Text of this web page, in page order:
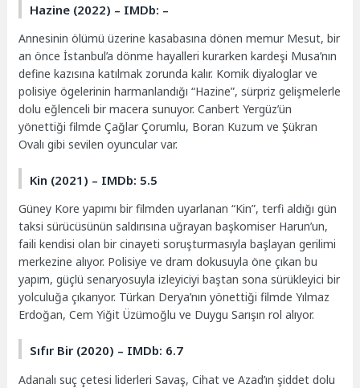
Hazine (2022) – IMDb: –
Annesinin ölümü üzerine kasabasına dönen memur Mesut, bir
an önce İstanbul’a dönme hayalleri kurarken kardeşi Musa’nın
define kazısına katılmak zorunda kalır. Komik diyaloglar ve
polisiye ögelerinin harmanlandığı “Hazine”, sürpriz gelişmelerle
dolu eğlenceli bir macera sunuyor. Canbert Yergüz’ün
yönettiği filmde Çağlar Çorumlu, Boran Kuzum ve Şükran
Ovalı gibi sevilen oyuncular var.
Kin (2021) – IMDb: 5.5
Güney Kore yapımı bir filmden uyarlanan “Kin”, terfi aldığı gün
taksi sürücüsünün saldırısına uğrayan başkomiser Harun’un,
faili kendisi olan bir cinayeti soruşturmasıyla başlayan gerilimi
merkezine alıyor. Polisiye ve dram dokusuyla öne çıkan bu
yapım, güçlü senaryosuyla izleyiciyi baştan sona sürükleyici bir
yolculuğa çıkarıyor. Türkan Derya’nın yönettiği filmde Yılmaz
Erdoğan, Cem Yiğit Üzümoğlu ve Duygu Sarışın rol alıyor.
Sıfır Bir (2020) – IMDb: 6.7
Adanalı suç çetesi liderleri Savaş, Cihat ve Azad’ın şiddet dolu